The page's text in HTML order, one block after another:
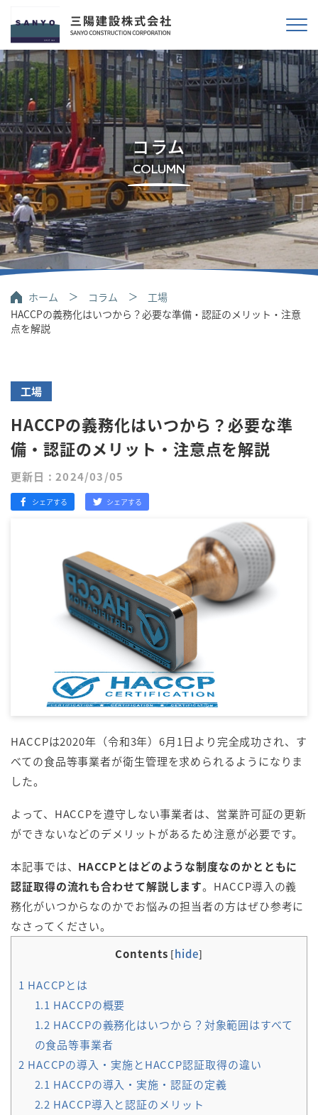
コラム
COLUMN
ホーム コラム
工場
HACCPの義務化はいつから？必要な準備・認証のメリット・注意
点を解説
工場
HACCPの義務化はいつから？必要な準
備・認証のメリット・注意点を解説
更新日 : 2024/03/05
シェアする シェアする
HACCPは2020年（令和3年）6月1日より完全成功され、す
べての食品等事業者が衛生管理を求められるようになりま
した。
よって、HACCPを遵守しない事業者は、営業許可証の更新
ができないなどのデメリットがあるため注意が必要です。
本記事では、 HACCPとはどのような制度なのかとともに
認証取得の流れも合わせて解説します。HACCP導入の義
務化がいつからなのかでお悩みの担当者の方はぜひ参考に
なさってください。
Contents [hide]
1 HACCPとは
1.1 HACCPの概要
1.2 HACCPの義務化はいつから？対象範囲はすべて
の食品等事業者
2 HACCPの導入・実施とHACCP認証取得の違い
2.1 HACCPの導入・実施・認証の定義
2.2 HACCP導入と認証のメリット